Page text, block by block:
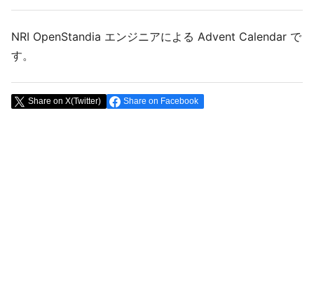
NRI OpenStandia エンジニアによる Advent Calendar で
す。
Share on X(Twitter) Share on Facebook